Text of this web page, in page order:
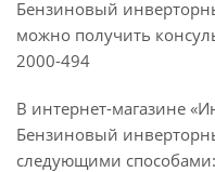
Бензиновый
можно получить
2000-494
В интернет-магазине
Бензиновый
следующими способами: